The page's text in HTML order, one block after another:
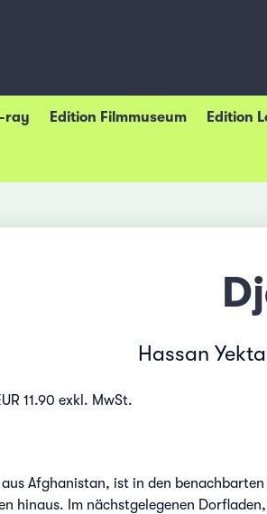
ray Edition Filmmuseum Edition
Hassan
11.90 exkl. MwSt.
Afghanistan, ist in den
hinaus. Im nächstgelegenen